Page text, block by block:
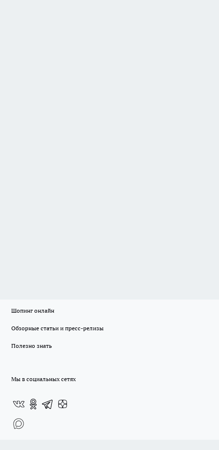
Шопинг онлайн
Обзорные статьи и пресс-релизы
Полезно знать
Мы в социальных сетях